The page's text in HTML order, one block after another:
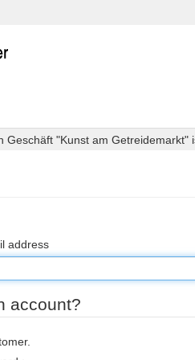
Geschäft "Kunst am
address
account?